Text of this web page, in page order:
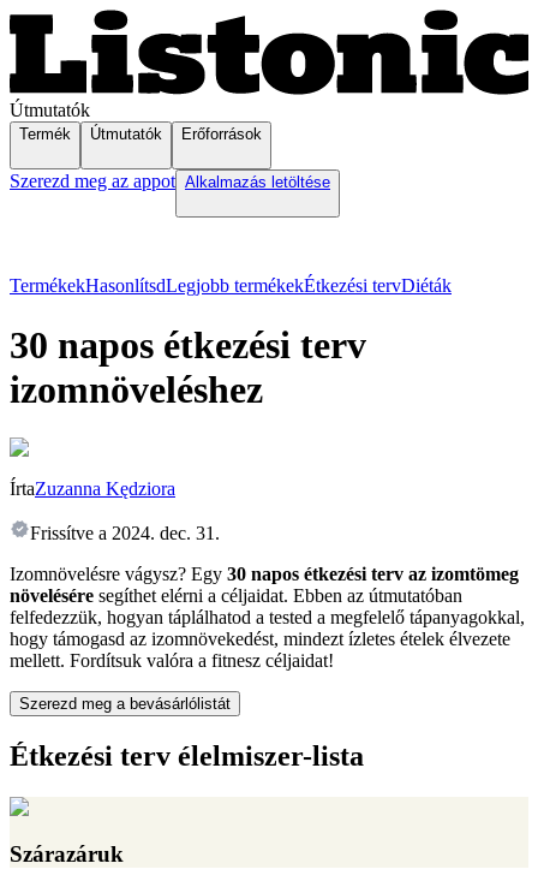
Útmutatók
Termék Útmutatók Erőforrások
Szerezd meg az appot Alkalmazás letöltése
TermékekHasonlítsdLegjobb termékekÉtkezési tervDiéták
30 napos étkezési terv
izomnöveléshez
ÍrtaZuzanna Kędziora
Frissítve a 2024. dec. 31.
Izomnövelésre vágysz? Egy 30 napos étkezési terv az izomtömeg
növelésére segíthet elérni a céljaidat. Ebben az útmutatóban
felfedezzük, hogyan táplálhatod a tested a megfelelő tápanyagokkal,
hogy támogasd az izomnövekedést, mindezt ízletes ételek élvezete
mellett. Fordítsuk valóra a fitnesz céljaidat!
Szerezd meg a bevásárlólistát
Étkezési terv élelmiszer-lista
Szárazáruk